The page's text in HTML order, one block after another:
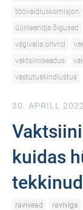
töövaidluskomisjon
üürileandja õigused
vägivalla ohvrid
vaktsiiniseadus
vastutuskindlustus
30. APRILL 2022
kuidas
ravivead raviviga